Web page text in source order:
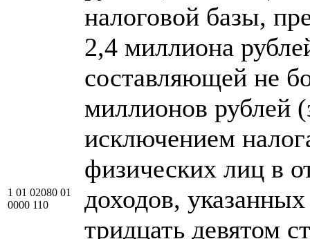
1 01 02080 01
0000 110
налоговой базы,
2,4 миллиона
составляющей не
миллионов рублей
исключением
физических лиц в
доходов, указанных
тридцать девятом